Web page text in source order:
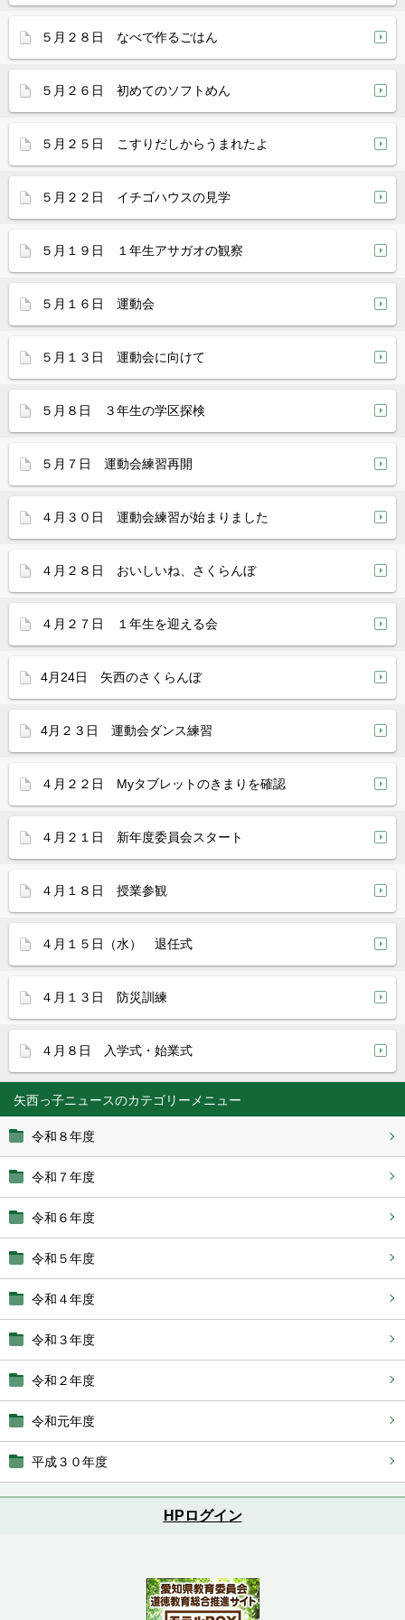
矢西っ子ニュース
令和８年度
令和７年度
令和６年度
令和５年度
令和４年度
令和３年度
令和２年度
令和元年度
平成３０年度
HPログイン
５月２８日 なべで作るごはん
５月２６日 初めてのソフトめん
５月２５日 こすりだしからうまれたよ
５月２２日 イチゴハウスの見学
５月１９日 １年生アサガオの観察
５月１６日 運動会
５月１３日 運動会に向けて
５月８日 ３年生の学区探検
５月７日 運動会練習再開
４月３０日 運動会練習が始まりました
４月２８日 おいしいね、さくらんぼ
４月２７日 １年生を迎える会
4月24日 矢西のさくらんぼ
4月２３日 運動会ダンス練習
４月２２日 Myタブレットのきまりを確認
４月２１日 新年度委員会スタート
４月１８日 授業参観
４月１５日（水） 退任式
４月１３日 防災訓練
４月８日 入学式・始業式